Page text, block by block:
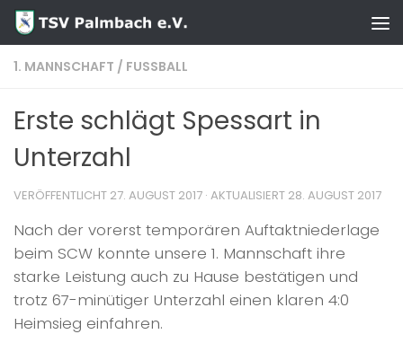
Zum Inhalt springen
1. MANNSCHAFT / FUSSBALL
Erste schlägt Spessart in
Unterzahl
VERÖFFENTLICHT 27. AUGUST 2017 · AKTUALISIERT 28. AUGUST 2017
Nach der vorerst temporären Auftaktniederlage
beim SCW konnte unsere 1. Mannschaft ihre
starke Leistung auch zu Hause bestätigen und
trotz 67-minütiger Unterzahl einen klaren 4:0
Heimsieg einfahren.